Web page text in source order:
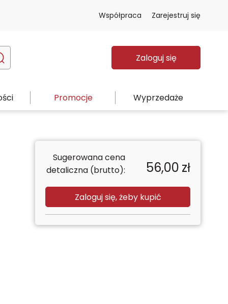
Współpraca Zarejestruj się
Zaloguj się
Promocje Wyprzedaże
Sugerowana cena
detaliczna (brutto):
56,00 zł
Zaloguj się, żeby kupić